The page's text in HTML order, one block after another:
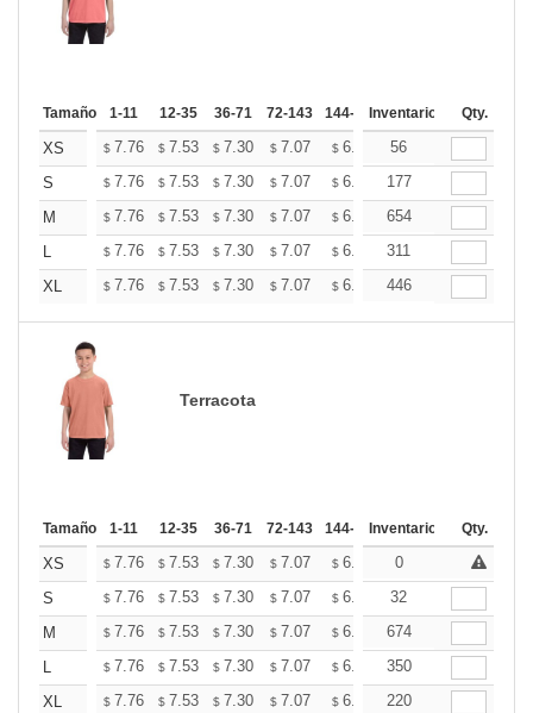
Tamaño 1-11 12-35 36-71 72-143 144-287 288 + Mas
Inventario Qty.
XS $ 7.76 $ 7.53 $ 7.30 $ 7.07 $ 6.84 $6.73
56
S
$ 7.76 $ 7.53 $ 7.30 $ 7.07 $ 6.84 $6.73
177
M
$ 7.76 $ 7.53 $ 7.30 $ 7.07 $ 6.84 $6.73
654
L
$ 7.76 $ 7.53 $ 7.30 $ 7.07 $ 6.84 $6.73
311
XL
$ 7.76 $ 7.53 $ 7.30 $ 7.07 $ 6.84 $6.73
446
Terracota
Tamaño 1-11 12-35 36-71 72-143 144-287 288 + Mas
Inventario Qty.
XS $ 7.76 $ 7.53 $ 7.30 $ 7.07 $ 6.84 $ +
0
S
$ 7.76 $ 7.53 $ 7.30 $ 7.07 $ 6.84 $6.73
32
M
$ 7.76 $ 7.53 $ 7.30 $ 7.07 $ 6.84 $6.73
674
L
$ 7.76 $ 7.53 $ 7.30 $ 7.07 $ 6.84 $6.73
350
XL
$ 7.76 $ 7.53 $ 7.30 $ 7.07 $ 6.84 $6.73
220